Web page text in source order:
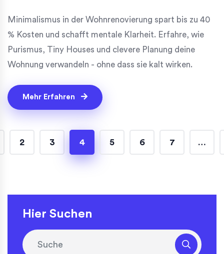
Minimalismus in der Wohnrenovierung spart bis zu 40
% Kosten und schafft mentale Klarheit. Erfahre, wie
Purismus, Tiny Houses und clevere Planung deine
Wohnung verwandeln - ohne dass sie kalt wirken.
Mehr Erfahren
2 3 4 5 6 7 …
Hier Suchen